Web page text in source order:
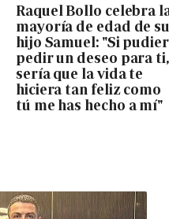
Raquel Bollo celebra
mayoría de edad de
hijo Samuel: "Si
pedir un deseo para ti,
sería que la vida te
hiciera tan feliz como
tú me has hecho a mí"